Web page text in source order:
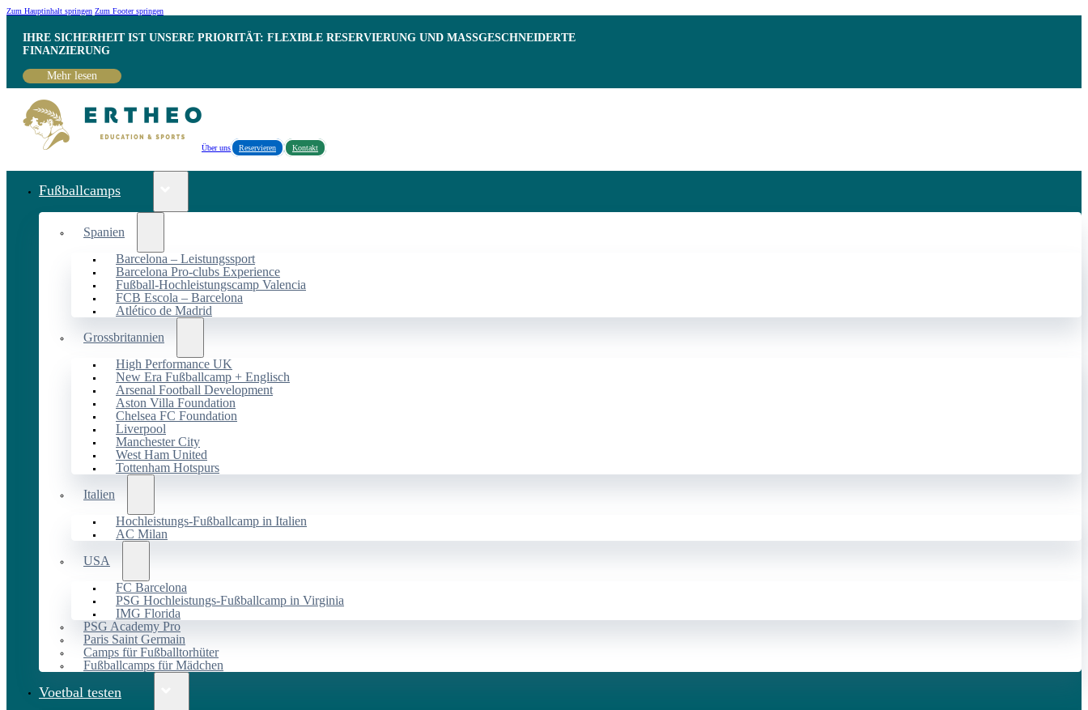
Zum Hauptinhalt springen Zum Footer springen
IHRE SICHERHEIT IST UNSERE PRIORITÄT: FLEXIBLE RESERVIERUNG UND MASSGESCHNEIDERTE F
INANZIERUNG
Mehr lesen
Über uns Reservieren Kontakt
Fußballcamps
Spanien
Barcelona – Leistungssport
Barcelona Pro-clubs Experience
Fußball-Hochleistungscamp Valencia
FCB Escola – Barcelona
Atlético de Madrid
Grossbritannien
High Performance UK
New Era Fußballcamp + Englisch
Arsenal Football Development
Aston Villa Foundation
Chelsea FC Foundation
Liverpool
Manchester City
West Ham United
Tottenham Hotspurs
Italien
Hochleistungs-Fußballcamp in Italien
AC Milan
USA
FC Barcelona
PSG Hochleistungs-Fußballcamp in Virginia
IMG Florida
PSG Academy Pro
Paris Saint Germain
Camps für Fußballtorhüter
Fußballcamps für Mädchen
Voetbal testen